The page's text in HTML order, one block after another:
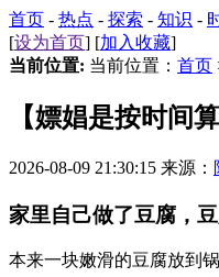
首页 - 热点 - 探索 - 知识 -
[设为首页] [加入收藏]
当前位置: 当前位置： 首页
【嫖娼是按时间
2026-08-09 21:30:15 来源：
家里自己做了豆腐，
本来一块嫩滑的豆腐放到